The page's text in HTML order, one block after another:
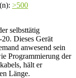
>500
selbsttätig
Dieses Gerät
anwesend sein
Programmierung der
hält er
Länge.